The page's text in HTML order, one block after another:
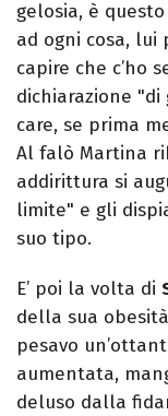
gelosia, è
ad ogni cosa, lui
capire che c’ho
dichiarazione "di
care, se prima
Al falò Martina
addirittura si
limite" e gli
suo tipo.
E’ poi la volta di
della sua
pesavo
aumentata,
deluso dalla